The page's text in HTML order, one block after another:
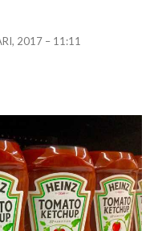
2017 – 11:11